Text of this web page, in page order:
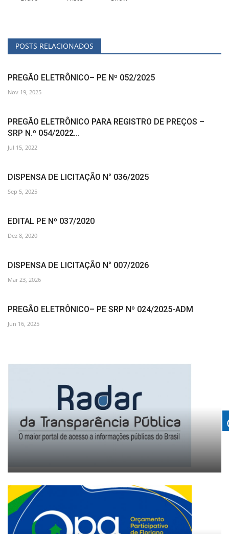
POSTS RELACIONADOS
PREGÃO ELETRÔNICO– PE Nº 052/2025
Nov 19, 2025
PREGÃO ELETRÔNICO PARA REGISTRO DE PREÇOS –
SRP N.º 054/2022...
Jul 15, 2022
DISPENSA DE LICITAÇÃO N° 036/2025
Sep 5, 2025
EDITAL PE Nº 037/2020
Dez 8, 2020
DISPENSA DE LICITAÇÃO N° 007/2026
Mar 23, 2026
PREGÃO ELETRÔNICO– PE SRP Nº 024/2025-ADM
Jun 16, 2025